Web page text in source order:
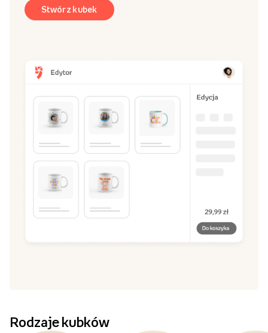
Stwórz kubek
Rodzaje kubków